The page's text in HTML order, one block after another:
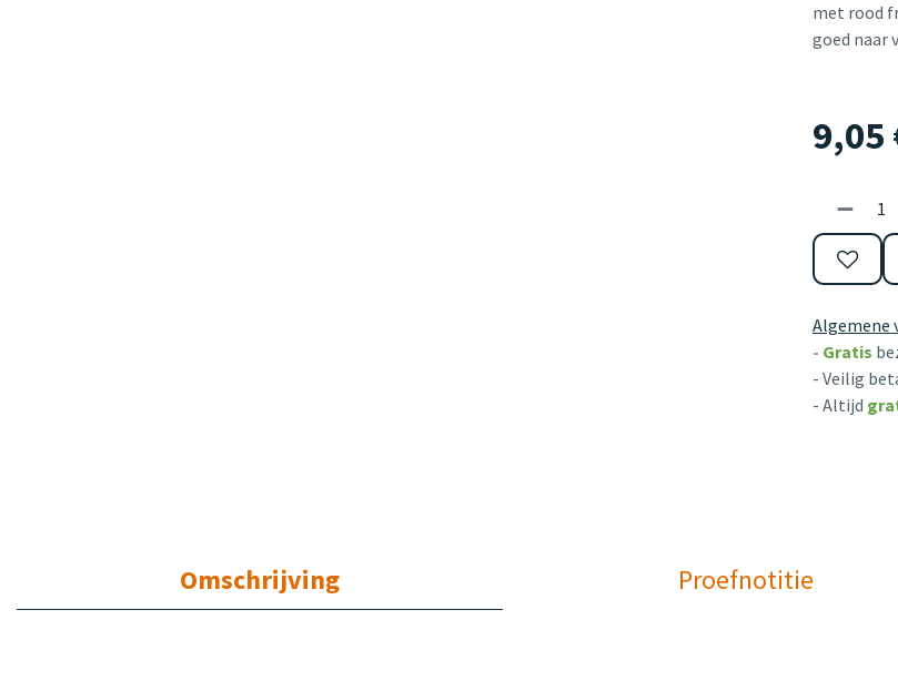
met rood
goed naar
9,05
Algemene
- Gratis
- Veilig
- Altijd
Omschrijving Proefnotitie